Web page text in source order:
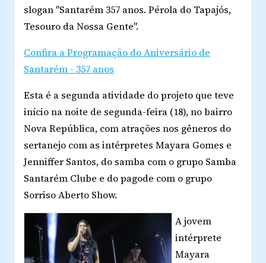
slogan "Santarém 357 anos. Pérola do Tapajós,
Tesouro da Nossa Gente".
Confira a Programação do Aniversário de
Santarém - 357 anos
Esta é a segunda atividade do projeto que teve
início na noite de segunda-feira (18), no bairro
Nova República, com atrações nos gêneros do
sertanejo com as intérpretes Mayara Gomes e
Jenniffer Santos, do samba com o grupo Samba
Santarém Clube e do pagode com o grupo
Sorriso Aberto Show.
A jovem
intérprete
Mayara